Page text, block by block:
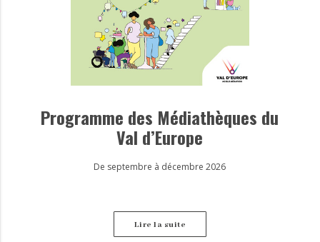
Programme des Médiathèques du
Val d’Europe
De septembre à décembre 2026
Lire la suite